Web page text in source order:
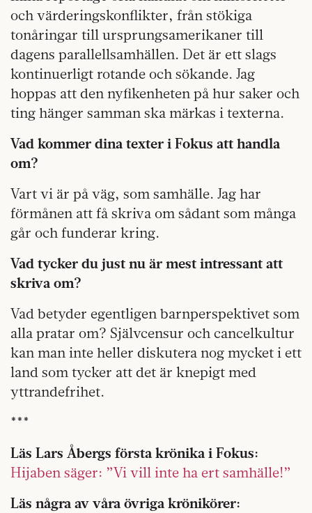
och värderingskonflikter, från stökiga
tonåringar till ursprungsamerikaner till
dagens parallellsamhällen. Det är ett slags
kontinuerligt rotande och sökande. Jag
hoppas att den nyfikenheten på hur saker och
ting hänger samman ska märkas i texterna.
Vad kommer dina texter i Fokus att handla
om?
Vart vi är på väg, som samhälle. Jag har
förmånen att få skriva om sådant som många
går och funderar kring.
Vad tycker du just nu är mest intressant att
skriva om?
Vad betyder egentligen barnperspektivet som
alla pratar om? Självcensur och cancelkultur
kan man inte heller diskutera nog mycket i ett
land som tycker att det är knepigt med
yttrandefrihet.
***
Läs Lars Åbergs första krönika i Fokus:
Hijaben säger: ”Vi vill inte ha ert samhälle!”
Läs några av våra övriga krönikörer: